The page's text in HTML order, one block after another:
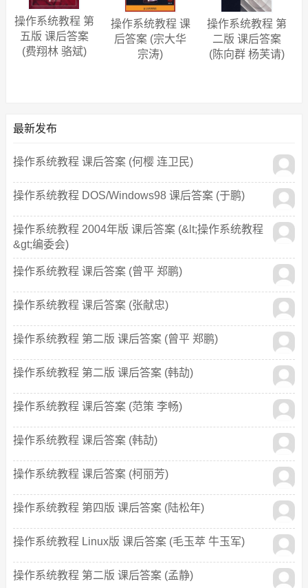
操作系统教程 第
五版 课后答案
(费翔林 骆斌)
操作系统教程 课
后答案 (宗大华
宗涛)
操作系统教程 第
二版 课后答案
(陈向群 杨芙请)
最新发布
操作系统教程 课后答案 (何樱 连卫民)
操作系统教程 DOS/Windows98 课后答案 (于鹏)
操作系统教程 2004年版 课后答案 (&lt;操作系统教程
&gt;编委会)
操作系统教程 课后答案 (曾平 郑鹏)
操作系统教程 课后答案 (张献忠)
操作系统教程 第二版 课后答案 (曾平 郑鹏)
操作系统教程 第二版 课后答案 (韩劼)
操作系统教程 课后答案 (范策 李畅)
操作系统教程 课后答案 (韩劼)
操作系统教程 课后答案 (柯丽芳)
操作系统教程 第四版 课后答案 (陆松年)
操作系统教程 Linux版 课后答案 (毛玉萃 牛玉军)
操作系统教程 第二版 课后答案 (孟静)